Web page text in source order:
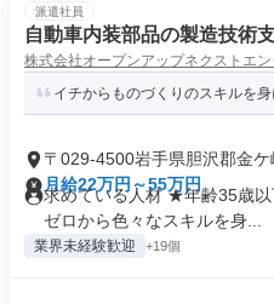
派遣社員
自動車内装部品の製造技術
株式会社オープンアップネクストエン
イチからものづくりのスキルを身
〒029-4500岩手県胆沢郡金ケ
月給22万円～55万円
求めている人材 ★年齢35歳
ゼロから色々なスキルを身...
業界未経験歓迎 +19個